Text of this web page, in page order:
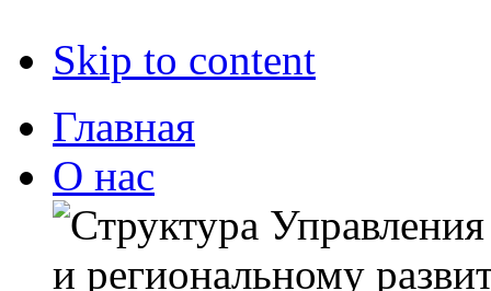
Skip to content
Главная
О нас